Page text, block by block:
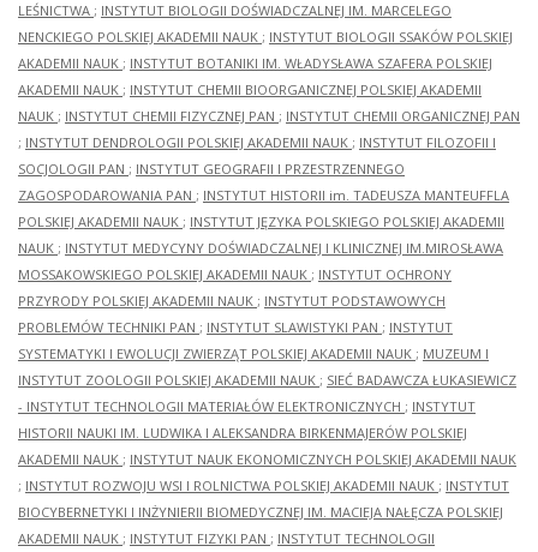
LEŚNICTWA ; INSTYTUT BIOLOGII DOŚWIADCZALNEJ IM. MARCELEGO
NENCKIEGO POLSKIEJ AKADEMII NAUK ; INSTYTUT BIOLOGII SSAKÓW POLSKIEJ
AKADEMII NAUK ; INSTYTUT BOTANIKI IM. WŁADYSŁAWA SZAFERA POLSKIEJ
AKADEMII NAUK ; INSTYTUT CHEMII BIOORGANICZNEJ POLSKIEJ AKADEMII
NAUK ; INSTYTUT CHEMII FIZYCZNEJ PAN ; INSTYTUT CHEMII ORGANICZNEJ PAN
; INSTYTUT DENDROLOGII POLSKIEJ AKADEMII NAUK ; INSTYTUT FILOZOFII I
SOCJOLOGII PAN ; INSTYTUT GEOGRAFII I PRZESTRZENNEGO
ZAGOSPODAROWANIA PAN ; INSTYTUT HISTORII im. TADEUSZA MANTEUFFLA
POLSKIEJ AKADEMII NAUK ; INSTYTUT JĘZYKA POLSKIEGO POLSKIEJ AKADEMII
NAUK ; INSTYTUT MEDYCYNY DOŚWIADCZALNEJ I KLINICZNEJ IM.MIROSŁAWA
MOSSAKOWSKIEGO POLSKIEJ AKADEMII NAUK ; INSTYTUT OCHRONY
PRZYRODY POLSKIEJ AKADEMII NAUK ; INSTYTUT PODSTAWOWYCH
PROBLEMÓW TECHNIKI PAN ; INSTYTUT SLAWISTYKI PAN ; INSTYTUT
SYSTEMATYKI I EWOLUCJI ZWIERZĄT POLSKIEJ AKADEMII NAUK ; MUZEUM I
INSTYTUT ZOOLOGII POLSKIEJ AKADEMII NAUK ; SIEĆ BADAWCZA ŁUKASIEWICZ
- INSTYTUT TECHNOLOGII MATERIAŁÓW ELEKTRONICZNYCH ; INSTYTUT
HISTORII NAUKI IM. LUDWIKA I ALEKSANDRA BIRKENMAJERÓW POLSKIEJ
AKADEMII NAUK ; INSTYTUT NAUK EKONOMICZNYCH POLSKIEJ AKADEMII NAUK
; INSTYTUT ROZWOJU WSI I ROLNICTWA POLSKIEJ AKADEMII NAUK ; INSTYTUT
BIOCYBERNETYKI I INŻYNIERII BIOMEDYCZNEJ IM. MACIEJA NAŁĘCZA POLSKIEJ
AKADEMII NAUK ; INSTYTUT FIZYKI PAN ; INSTYTUT TECHNOLOGII